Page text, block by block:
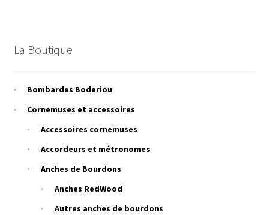
La Boutique
Bombardes Boderiou
Cornemuses et accessoires
Accessoires cornemuses
Accordeurs et métronomes
Anches de Bourdons
Anches RedWood
Autres anches de bourdons